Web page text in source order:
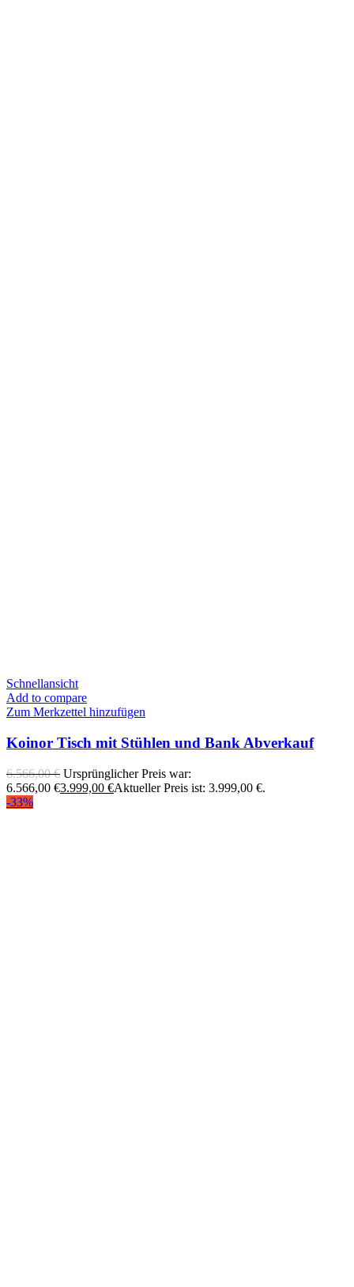
Schnellansicht
Add to compare
Zum Merkzettel hinzufügen
Koinor Tisch mit Stühlen und Bank Abverkauf
6.566,00€ Ursprünglicher Preis war:
6.566,00 €3.999,00 €Aktueller Preis ist: 3.999,00 €.
-33%